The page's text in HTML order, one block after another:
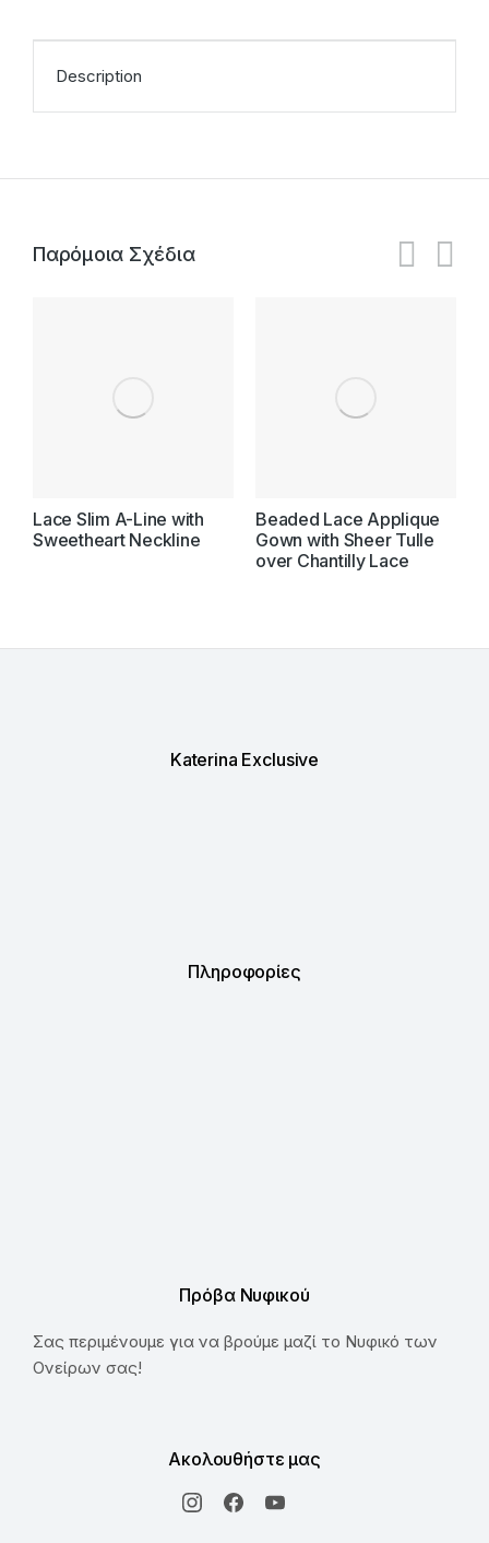
Description
Παρόμοια Σχέδια
Lace Slim A-Line with
Sweetheart Neckline
Beaded Lace Applique
Gown with Sheer Tulle
over Chantilly Lace
Katerina Exclusive
Πληροφορίες
Πρόβα Νυφικού
Σας περιμένουμε για να βρούμε μαζί το Νυφικό των
Ονείρων σας!
Ακολουθήστε μας